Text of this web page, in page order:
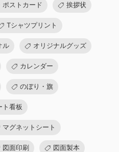
ポストカード 挨拶状
Tシャツプリント
ル オリジナルグッズ
カレンダー
のぼり・旗
ト看板
マグネットシート
図面印刷 図面製本